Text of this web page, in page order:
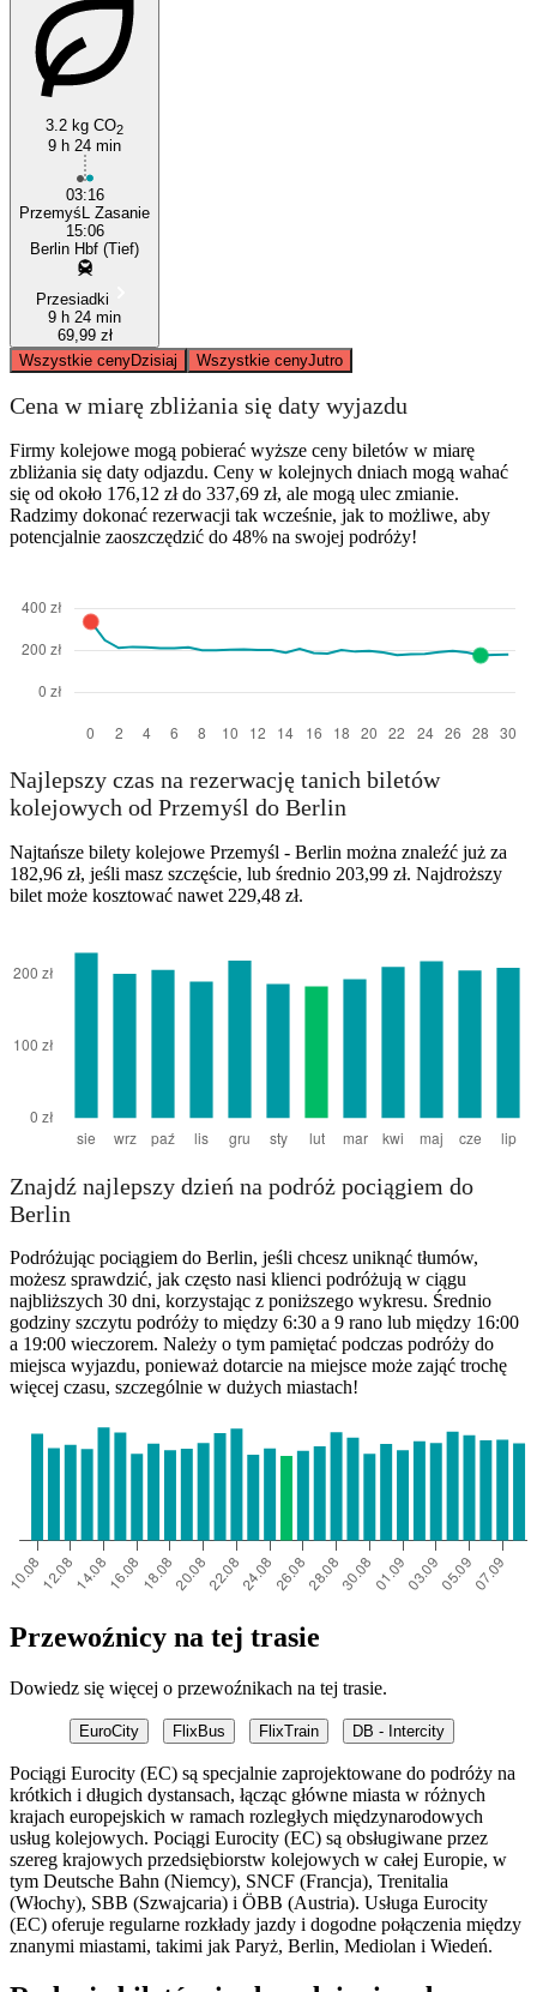
3.2 kg CO2
9 h 24 min
03:16
PrzemyśL Zasanie
15:06
Berlin Hbf (Tief)
Przesiadki
9 h 24 min
69,99 zł
Wszystkie cenyDzisiaj Wszystkie cenyJutro
Cena w miarę zbliżania się daty wyjazdu
Firmy kolejowe mogą pobierać wyższe ceny biletów w miarę
zbliżania się daty odjazdu. Ceny w kolejnych dniach mogą wahać
się od około 176,12 zł do 337,69 zł, ale mogą ulec zmianie.
Radzimy dokonać rezerwacji tak wcześnie, jak to możliwe, aby
potencjalnie zaoszczędzić do 48% na swojej podróży!
Najlepszy czas na rezerwację tanich biletów
kolejowych od Przemyśl do Berlin
Najtańsze bilety kolejowe Przemyśl - Berlin można znaleźć już za
182,96 zł, jeśli masz szczęście, lub średnio 203,99 zł. Najdroższy
bilet może kosztować nawet 229,48 zł.
Znajdź najlepszy dzień na podróż pociągiem do
Berlin
Podróżując pociągiem do Berlin, jeśli chcesz uniknąć tłumów,
możesz sprawdzić, jak często nasi klienci podróżują w ciągu
najbliższych 30 dni, korzystając z poniższego wykresu. Średnio
godziny szczytu podróży to między 6:30 a 9 rano lub między 16:00
a 19:00 wieczorem. Należy o tym pamiętać podczas podróży do
miejsca wyjazdu, ponieważ dotarcie na miejsce może zająć trochę
więcej czasu, szczególnie w dużych miastach!
Przewoźnicy na tej trasie
Dowiedz się więcej o przewoźnikach na tej trasie.
EuroCity FlixBus FlixTrain DB - Intercity
Pociągi Eurocity (EC) są specjalnie zaprojektowane do podróży na
krótkich i długich dystansach, łącząc główne miasta w różnych
krajach europejskich w ramach rozległych międzynarodowych
usług kolejowych. Pociągi Eurocity (EC) są obsługiwane przez
szereg krajowych przedsiębiorstw kolejowych w całej Europie, w
tym Deutsche Bahn (Niemcy), SNCF (Francja), Trenitalia
(Włochy), SBB (Szwajcaria) i ÖBB (Austria). Usługa Eurocity
(EC) oferuje regularne rozkłady jazdy i dogodne połączenia między
znanymi miastami, takimi jak Paryż, Berlin, Mediolan i Wiedeń.